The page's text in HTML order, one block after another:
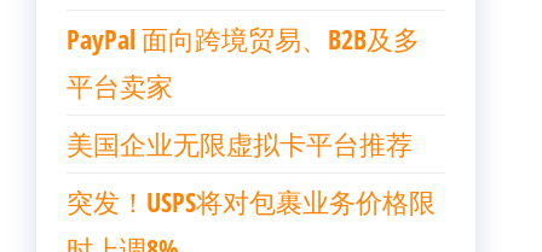
PayPal 面向跨境贸易、B2B及多
平台卖家
美国企业无限虚拟卡平台推荐
突发！USPS将对包裹业务价格限